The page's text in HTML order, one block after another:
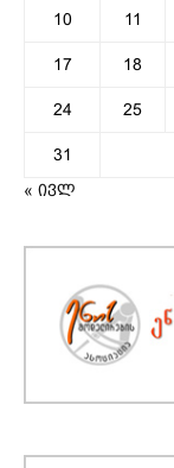
10 11
17 18
24 25
31
« ივლ